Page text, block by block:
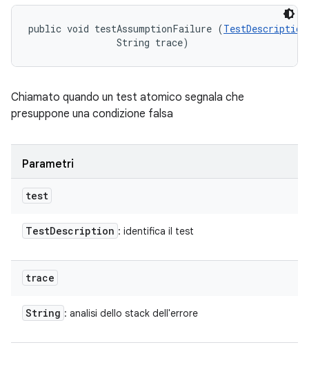
public void testAssumptionFailure (TestDescription
                String trace)
Chiamato quando un test atomico segnala che
presuppone una condizione falsa
Parametri
test
TestDescription : identifica il test
trace
String : analisi dello stack dell'errore